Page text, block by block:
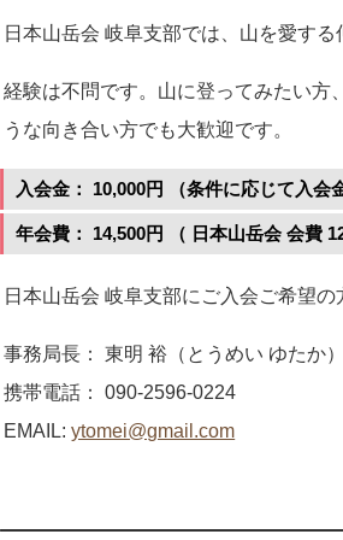
日本山岳会 岐阜支部では、山を愛する
経験は不問です。山に登ってみたい方
うな向き合い方でも大歓迎です。
入会金： 10,000円 （条件に応じて入会
年会費： 14,500円 （ 日本山岳会 会費
日本山岳会 岐阜支部にご入会ご希望の
事務局長： 東明 裕（とうめい ゆたか）
携帯電話： 090-2596-0224
EMAIL:ytomei@gmail.com